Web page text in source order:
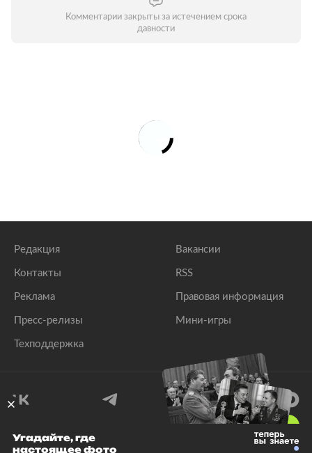
Комментарии закрыты за истечением срока
давности
Редакция
Контакты
Реклама
Пресс-релизы
Техподдержка
Вакансии
RSS
Правовая информация
Мини-игры
© 1999–2026 Все права защищены.
Угадайте, где
настоящее фото